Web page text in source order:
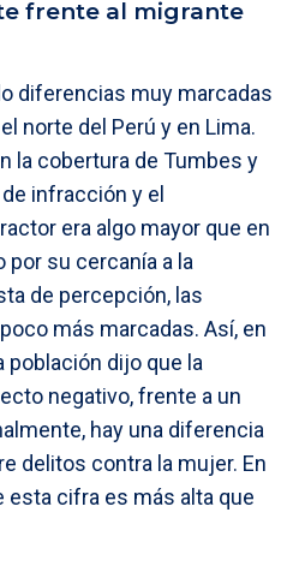
frente al migrante
diferencias muy marcadas
norte del Perú y en Lima.
la cobertura de Tumbes y
infracción y el
era algo mayor que en
por su cercanía a la
de percepción, las
más marcadas. Así, en
población dijo que la
negativo, frente a un
hay una diferencia
delitos contra la mujer. En
esta cifra es más alta que